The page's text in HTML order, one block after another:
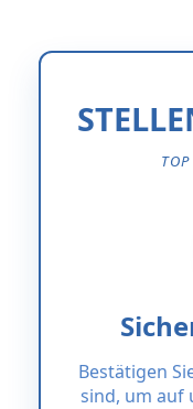
Bestätigen
sind, um auf